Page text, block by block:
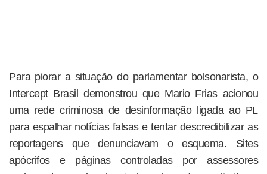
Para piorar a situação do parlamentar bolsonarista, o
Intercept Brasil demonstrou que Mario Frias acionou
uma rede criminosa de desinformação ligada ao PL
para espalhar notícias falsas e tentar descredibilizar as
reportagens que denunciavam o esquema. Sites
apócrifos e páginas controladas por assessores